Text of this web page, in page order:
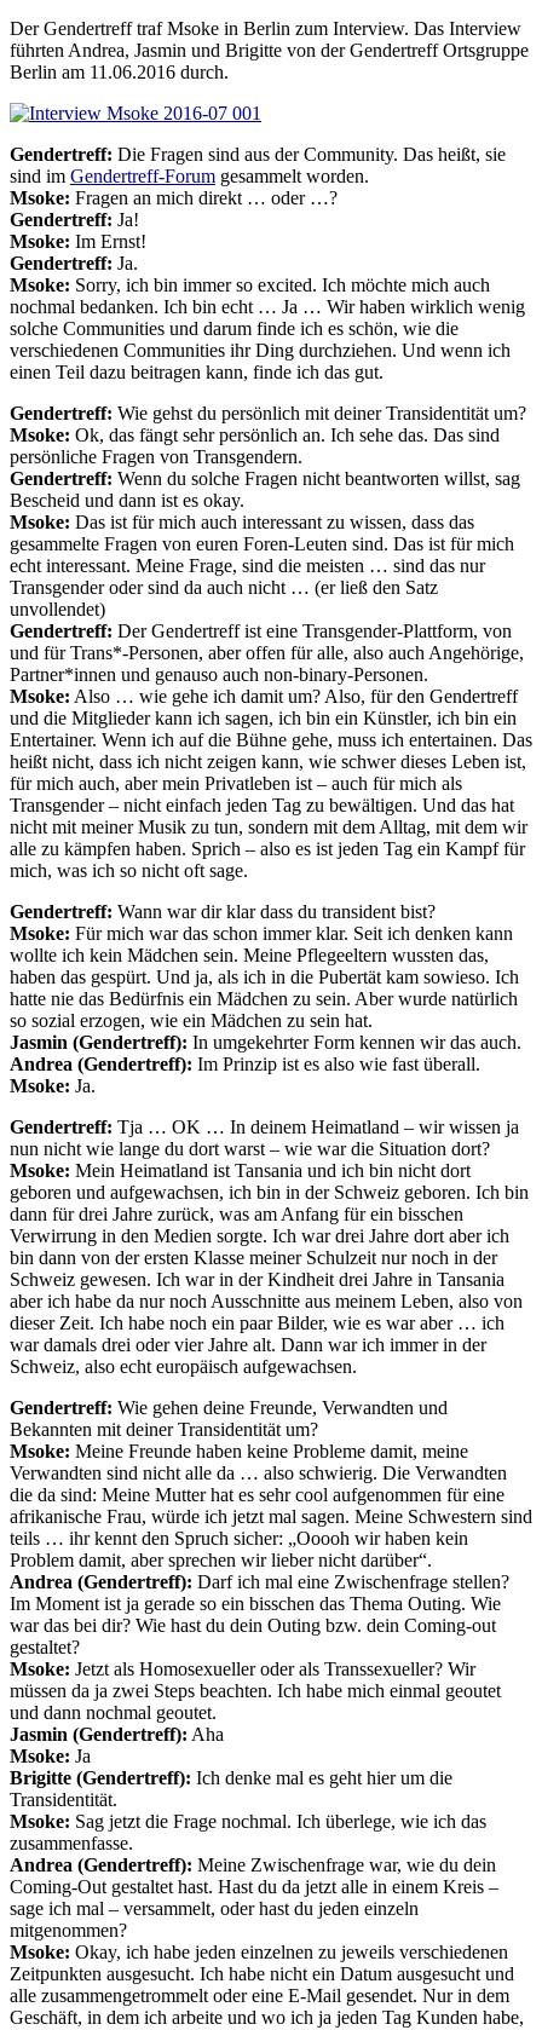
Der Gendertreff traf Msoke in Berlin zum Interview. Das Interview
führten Andrea, Jasmin und Brigitte von der Gendertreff Ortsgruppe
Berlin am 11.06.2016 durch.
Gendertreff: Die Fragen sind aus der Community. Das heißt, sie
sind im Gendertreff-Forum gesammelt worden.
Msoke: Fragen an mich direkt … oder …?
Gendertreff: Ja!
Msoke: Im Ernst!
Gendertreff: Ja.
Msoke: Sorry, ich bin immer so excited. Ich möchte mich auch
nochmal bedanken. Ich bin echt … Ja … Wir haben wirklich wenig
solche Communities und darum finde ich es schön, wie die
verschiedenen Communities ihr Ding durchziehen. Und wenn ich
einen Teil dazu beitragen kann, finde ich das gut.
Gendertreff: Wie gehst du persönlich mit deiner Transidentität um?
Msoke: Ok, das fängt sehr persönlich an. Ich sehe das. Das sind
persönliche Fragen von Transgendern.
Gendertreff: Wenn du solche Fragen nicht beantworten willst, sag
Bescheid und dann ist es okay.
Msoke: Das ist für mich auch interessant zu wissen, dass das
gesammelte Fragen von euren Foren-Leuten sind. Das ist für mich
echt interessant. Meine Frage, sind die meisten … sind das nur
Transgender oder sind da auch nicht … (er ließ den Satz
unvollendet)
Gendertreff: Der Gendertreff ist eine Transgender-Plattform, von
und für Trans*-Personen, aber offen für alle, also auch Angehörige,
Partner*innen und genauso auch non-binary-Personen.
Msoke: Also … wie gehe ich damit um? Also, für den Gendertreff
und die Mitglieder kann ich sagen, ich bin ein Künstler, ich bin ein
Entertainer. Wenn ich auf die Bühne gehe, muss ich entertainen. Das
heißt nicht, dass ich nicht zeigen kann, wie schwer dieses Leben ist,
für mich auch, aber mein Privatleben ist – auch für mich als
Transgender – nicht einfach jeden Tag zu bewältigen. Und das hat
nicht mit meiner Musik zu tun, sondern mit dem Alltag, mit dem wir
alle zu kämpfen haben. Sprich – also es ist jeden Tag ein Kampf für
mich, was ich so nicht oft sage.
Gendertreff: Wann war dir klar dass du transident bist?
Msoke: Für mich war das schon immer klar. Seit ich denken kann
wollte ich kein Mädchen sein. Meine Pflegeeltern wussten das,
haben das gespürt. Und ja, als ich in die Pubertät kam sowieso. Ich
hatte nie das Bedürfnis ein Mädchen zu sein. Aber wurde natürlich
so sozial erzogen, wie ein Mädchen zu sein hat.
Jasmin (Gendertreff): In umgekehrter Form kennen wir das auch.
Andrea (Gendertreff): Im Prinzip ist es also wie fast überall.
Msoke: Ja.
Gendertreff: Tja … OK … In deinem Heimatland – wir wissen ja
nun nicht wie lange du dort warst – wie war die Situation dort?
Msoke: Mein Heimatland ist Tansania und ich bin nicht dort
geboren und aufgewachsen, ich bin in der Schweiz geboren. Ich bin
dann für drei Jahre zurück, was am Anfang für ein bisschen
Verwirrung in den Medien sorgte. Ich war drei Jahre dort aber ich
bin dann von der ersten Klasse meiner Schulzeit nur noch in der
Schweiz gewesen. Ich war in der Kindheit drei Jahre in Tansania
aber ich habe da nur noch Ausschnitte aus meinem Leben, also von
dieser Zeit. Ich habe noch ein paar Bilder, wie es war aber … ich
war damals drei oder vier Jahre alt. Dann war ich immer in der
Schweiz, also echt europäisch aufgewachsen.
Gendertreff: Wie gehen deine Freunde, Verwandten und
Bekannten mit deiner Transidentität um?
Msoke: Meine Freunde haben keine Probleme damit, meine
Verwandten sind nicht alle da … also schwierig. Die Verwandten
die da sind: Meine Mutter hat es sehr cool aufgenommen für eine
afrikanische Frau, würde ich jetzt mal sagen. Meine Schwestern sind
teils … ihr kennt den Spruch sicher: „Ooooh wir haben kein
Problem damit, aber sprechen wir lieber nicht darüber“.
Andrea (Gendertreff): Darf ich mal eine Zwischenfrage stellen?
Im Moment ist ja gerade so ein bisschen das Thema Outing. Wie
war das bei dir? Wie hast du dein Outing bzw. dein Coming-out
gestaltet?
Msoke: Jetzt als Homosexueller oder als Transsexueller? Wir
müssen da ja zwei Steps beachten. Ich habe mich einmal geoutet
und dann nochmal geoutet.
Jasmin (Gendertreff): Aha
Msoke: Ja
Brigitte (Gendertreff): Ich denke mal es geht hier um die
Transidentität.
Msoke: Sag jetzt die Frage nochmal. Ich überlege, wie ich das
zusammenfasse.
Andrea (Gendertreff): Meine Zwischenfrage war, wie du dein
Coming-Out gestaltet hast. Hast du da jetzt alle in einem Kreis –
sage ich mal – versammelt, oder hast du jeden einzeln
mitgenommen?
Msoke: Okay, ich habe jeden einzelnen zu jeweils verschiedenen
Zeitpunkten ausgesucht. Ich habe nicht ein Datum ausgesucht und
alle zusammengetrommelt oder eine E-Mail gesendet. Nur in dem
Geschäft, in dem ich arbeite und wo ich ja jeden Tag Kunden habe,